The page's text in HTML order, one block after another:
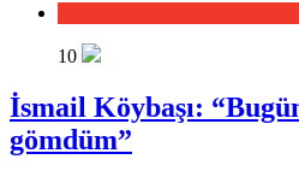
10
İsmail Köybaşı:
gömdüm”